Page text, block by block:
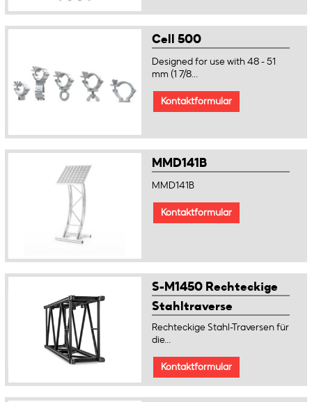
Cell 500
Designed for use with 48 - 51
mm (1 7/8...
Kontaktformular
MMD141B
MMD141B
Kontaktformular
S-M1450 Rechteckige
Stahltraverse
Rechteckige Stahl-Traversen für
die...
Kontaktformular